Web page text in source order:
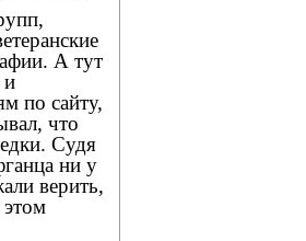
А тут
и
по сайту,
что
Судя
ни у
верить,
этом